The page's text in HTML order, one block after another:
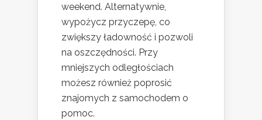
weekend. Alternatywnie,
wypożycz przyczepę, co
zwiększy ładowność i pozwoli
na oszczędności. Przy
mniejszych odległościach
możesz również poprosić
znajomych z samochodem o
pomoc.